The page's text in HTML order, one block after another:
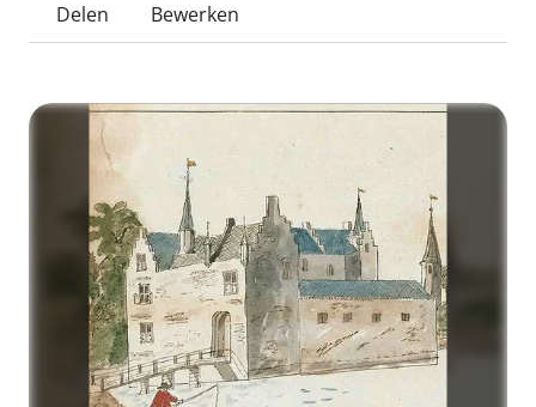
Delen Bewerken